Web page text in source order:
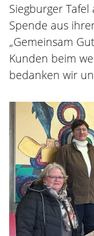
Siegburger
Spende aus
„Gemeinsam
Kunden beim
bedanken wir